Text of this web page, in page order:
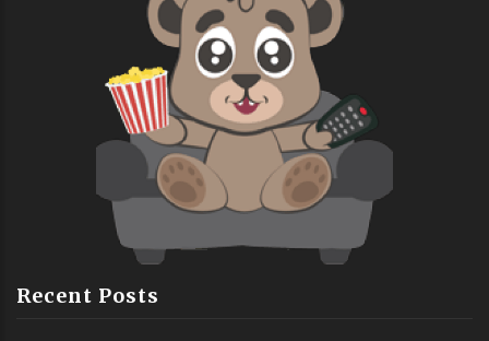
Recent Posts